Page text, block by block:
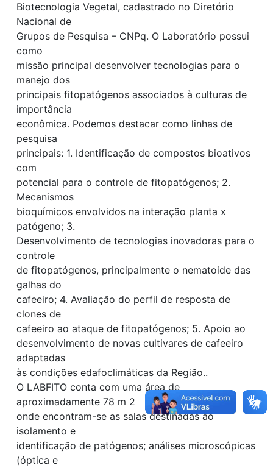
Biotecnologia Vegetal, cadastrado no Diretório
Nacional de
Grupos de Pesquisa – CNPq. O Laboratório possui
como
missão principal desenvolver tecnologias para o
manejo dos
principais fitopatógenos associados à culturas de
importância
econômica. Podemos destacar como linhas de
pesquisa
principais: 1. Identificação de compostos bioativos
com
potencial para o controle de fitopatógenos; 2.
Mecanismos
bioquímicos envolvidos na interação planta x
patógeno; 3.
Desenvolvimento de tecnologias inovadoras para o
controle
de fitopatógenos, principalmente o nematoide das
galhas do
cafeeiro; 4. Avaliação do perfil de resposta de
clones de
cafeeiro ao ataque de fitopatógenos; 5. Apoio ao
desenvolvimento de novas cultivares de cafeeiro
adaptadas
às condições edafoclimáticas da Região..
O LABFITO conta com uma área de
aproximadamente 78 m 2
onde encontram-se as salas destinadas ao
isolamento e
identificação de patógenos; análises microscópicas
(óptica e